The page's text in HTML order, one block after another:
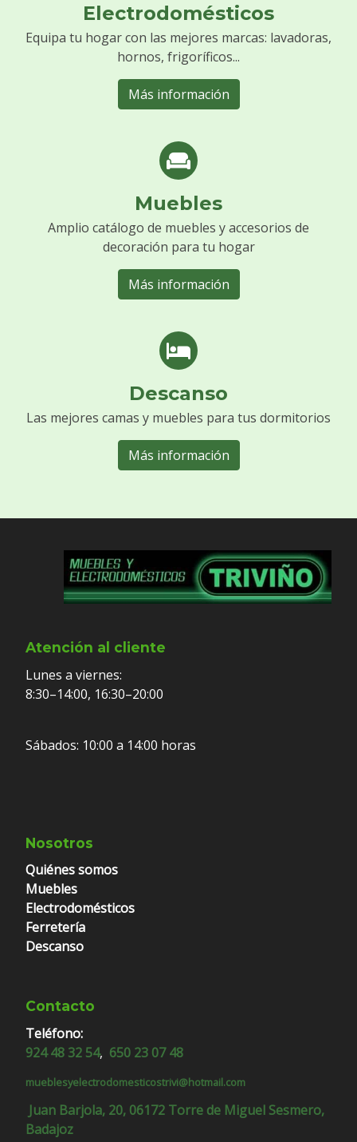
Electrodomésticos
Equipa tu hogar con las mejores marcas: lavadoras,
hornos, frigoríficos...
Más información
Muebles
Amplio catálogo de muebles y accesorios de
decoración para tu hogar
Más información
Descanso
Las mejores camas y muebles para tus dormitorios
Más información
Atención al cliente
Lunes a viernes:
8:30–14:00, 16:30–20:00
Sábados: 10:00 a 14:00 horas
Nosotros
Quiénes somos
Muebles
Electrodomésticos
Ferretería
Descanso
Contacto
Teléfono:
924 48 32 54, 650 23 07 48
mueblesyelectrodomesticostrivi@hotmail.com
Juan Barjola, 20, 06172 Torre de Miguel Sesmero,
Badajoz